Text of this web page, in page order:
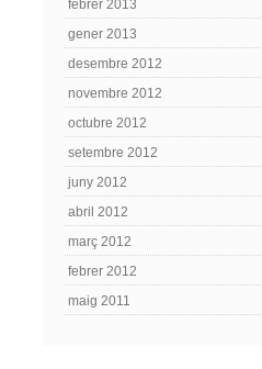
febrer 2013
gener 2013
desembre 2012
novembre 2012
octubre 2012
setembre 2012
juny 2012
abril 2012
març 2012
febrer 2012
maig 2011